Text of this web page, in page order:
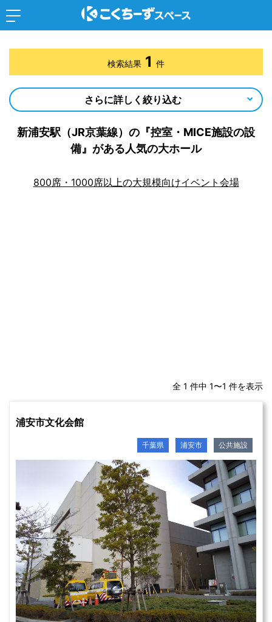
新浦安駅（JR京葉線）の『控室・MICE施設の設
備』がある人気の大ホール
800席・1000席以上の大規模向けイベント会場
全 1 件中 1〜1 件を表示
浦安市文化会館
千葉県 浦安市 公共施設
検索結果 1 件
さらに詳しく絞り込む